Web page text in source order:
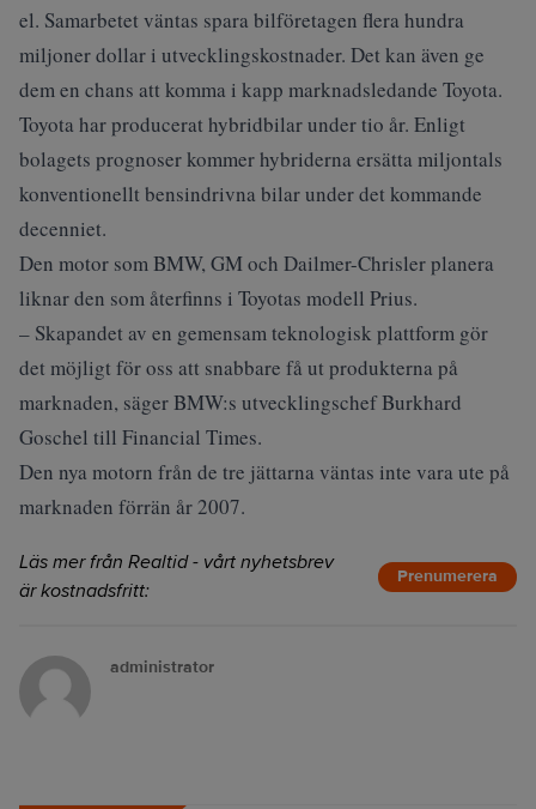
el. Samarbetet väntas spara bilföretagen flera hundra
miljoner dollar i utvecklingskostnader. Det kan även ge
dem en chans att komma i kapp marknadsledande Toyota.
Toyota har producerat hybridbilar under tio år. Enligt
bolagets prognoser kommer hybriderna ersätta miljontals
konventionellt bensindrivna bilar under det kommande
decenniet.
Den motor som BMW, GM och Dailmer-Chrisler planera
liknar den som återfinns i Toyotas modell Prius.
– Skapandet av en gemensam teknologisk plattform gör
det möjligt för oss att snabbare få ut produkterna på
marknaden, säger BMW:s utvecklingschef Burkhard
Goschel till Financial Times.
Den nya motorn från de tre jättarna väntas inte vara ute på
marknaden förrän år 2007.
Läs mer från Realtid - vårt nyhetsbrev
är kostnadsfritt:
Prenumerera
administrator